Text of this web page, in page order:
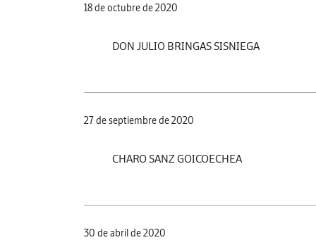
18 de octubre de 2020
DON JULIO BRINGAS SISNIEGA
27 de septiembre de 2020
CHARO SANZ GOICOECHEA
30 de abril de 2020